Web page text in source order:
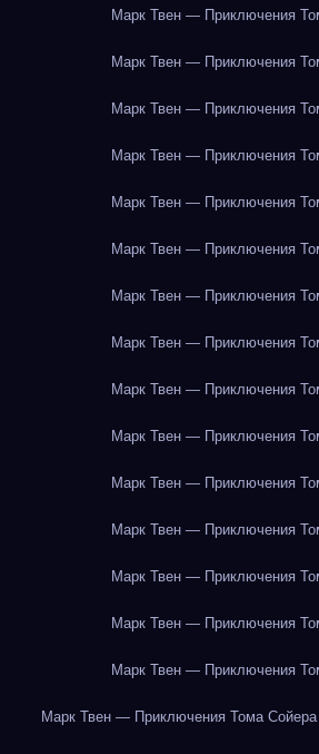
Марк Твен — Приключения
Марк Твен — Приключения
Марк Твен — Приключения
Марк Твен — Приключения
Марк Твен — Приключения
Марк Твен — Приключения
Марк Твен — Приключения
Марк Твен — Приключения
Марк Твен — Приключения
Марк Твен — Приключения
Марк Твен — Приключения
Марк Твен — Приключения
Марк Твен — Приключения
Марк Твен — Приключения
Марк Твен — Приключения
Марк Твен — Приключения Тома Сойера